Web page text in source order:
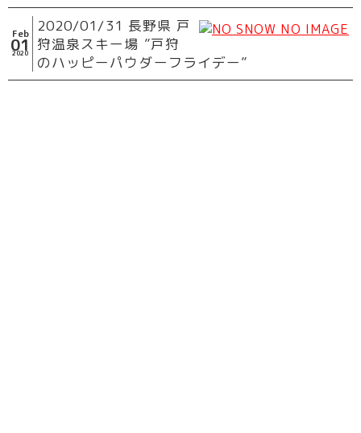
Feb
01
2020
2020/01/31 長野県 戸
狩温泉スキー場 ”戸狩
のハッピーパウダーフライデー”